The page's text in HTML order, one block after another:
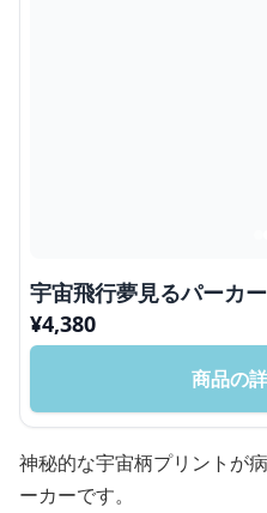
宇宙飛行夢見るパーカー
¥4,380
商品の
神秘的な宇宙柄プリントが
ーカーです。